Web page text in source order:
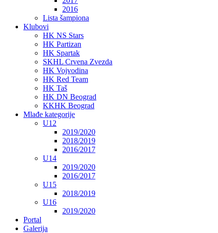
2016
Lista šampiona
Klubovi
HK NS Stars
HK Partizan
HK Spartak
SKHL Crvena Zvezda
HK Vojvodina
HK Red Team
HK Taš
HK DN Beograd
KKHK Beograd
Mlađe kategorije
U12
2019/2020
2018/2019
2016/2017
U14
2019/2020
2016/2017
U15
2018/2019
U16
2019/2020
Portal
Galerija